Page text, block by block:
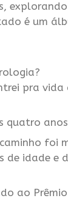
é um
pra
quatro
foi
idade e
ao